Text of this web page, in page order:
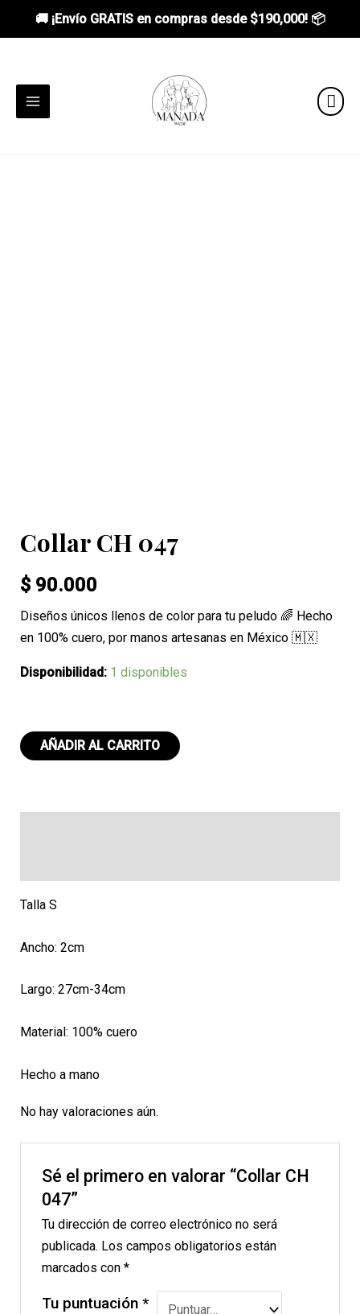
🚚 ¡Envío GRATIS en compras desde $190,000! 📦
contenido
MAIN
Collar CH 047
$90.000
Diseños únicos llenos de color para tu peludo 🌈 Hecho
en 100% cuero, por manos artesanas en México 🇲🇽
Disponibilidad: 1 disponibles
Collar
CH
AÑADIR AL CARRITO
Talla S
Ancho: 2cm
Largo: 27cm-34cm
Material: 100% cuero
Hecho a mano
No hay valoraciones aún.
Sé el primero en valorar “Collar CH
047”
Tu dirección de correo electrónico no será
publicada. Los campos obligatorios están
marcados con*
Tu puntuación*